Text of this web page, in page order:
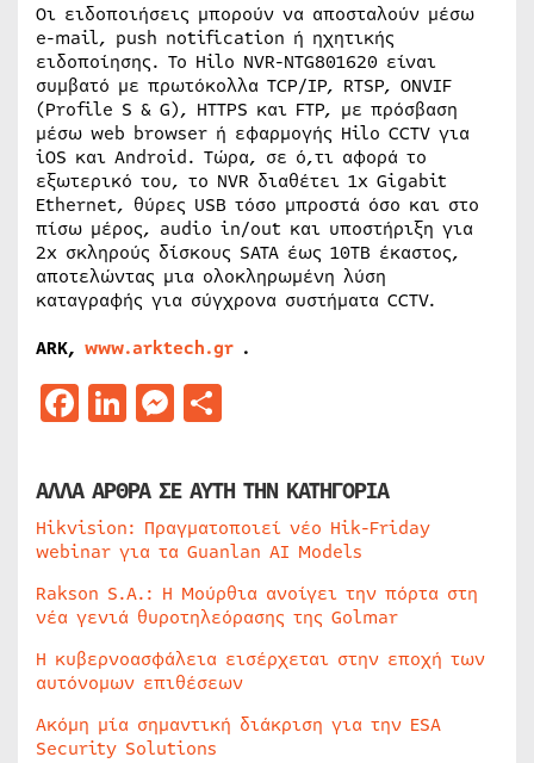
Οι ειδοποιήσεις μπορούν να αποσταλούν μέσω
e-mail, push notification ή ηχητικής
ειδοποίησης. Το Hilo NVR-NTG801620 είναι
συμβατό με πρωτόκολλα TCP/IP, RTSP, ONVIF
(Profile S & G), HTTPS και FTP, με πρόσβαση
μέσω web browser ή εφαρμογής Hilo CCTV για
iOS και Android. Τώρα, σε ό,τι αφορά το
εξωτερικό του, το NVR διαθέτει 1x Gigabit
Ethernet, θύρες USB τόσο μπροστά όσο και στο
πίσω μέρος, audio in/out και υποστήριξη για
2x σκληρούς δίσκους SATA έως 10TB έκαστος,
αποτελώντας μια ολοκληρωμένη λύση
καταγραφής για σύγχρονα συστήματα CCTV.
ARK, www.arktech.gr .
Facebook
LinkedIn
Messenger
ΑΛΛΑ ΑΡΘΡΑ ΣΕ ΑΥΤΗ ΤΗΝ ΚΑΤΗΓΟΡΙΑ
Hikvision: Πραγματοποιεί νέο Hik-Friday
webinar για τα Guanlan AI Models
Rakson S.A.: Η Μούρθια ανοίγει την πόρτα στη
νέα γενιά θυροτηλεόρασης της Golmar
Η κυβερνοασφάλεια εισέρχεται στην εποχή των
αυτόνομων επιθέσεων
Ακόμη μία σημαντική διάκριση για την ESA
Security Solutions